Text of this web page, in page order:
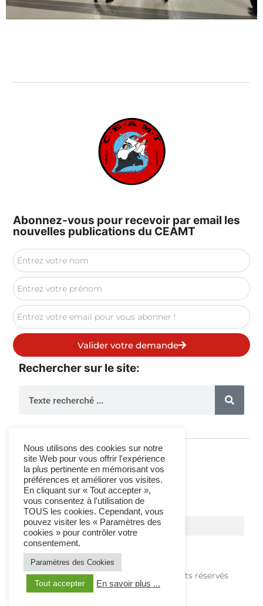
Abonnez-vous pour recevoir par email les
nouvelles publications du CEAMT
Valider votre demande
Rechercher sur le site:
Suivez-Nous
© 2021 T&C Organisations - Tous droits réservés
Nous utilisons des cookies sur notre
site Web pour vous offrir l'expérience
la plus pertinente en mémorisant vos
préférences et améliorer vos visites.
En cliquant sur « Tout accepter »,
vous consentez à l'utilisation de
TOUS les cookies. Cependant, vous
pouvez visiter les « Paramètres des
cookies » pour contrôler votre
consentement.
Paramètres des Cookies
Tout accepter En savoir plus ...